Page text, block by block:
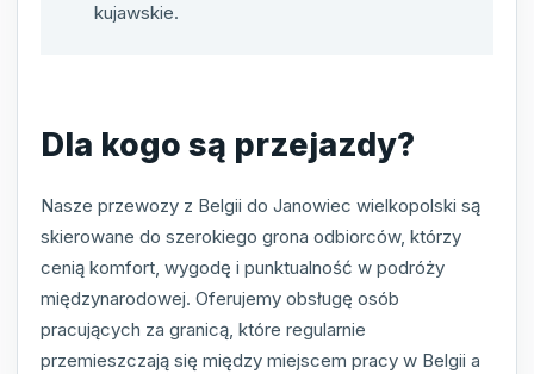
kujawskie.
Dla kogo są przejazdy?
Nasze przewozy z Belgii do Janowiec wielkopolski są
skierowane do szerokiego grona odbiorców, którzy
cenią komfort, wygodę i punktualność w podróży
międzynarodowej. Oferujemy obsługę osób
pracujących za granicą, które regularnie
przemieszczają się między miejscem pracy w Belgii a